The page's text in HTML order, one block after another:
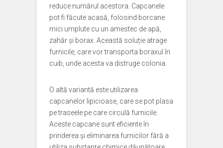
reduce numărul acestora. Capcanele
pot fi făcute acasă, folosind borcane
mici umplute cu un amestec de apă,
zahăr și borax. Această soluție atrage
furnicile, care vor transporta boraxul în
cuib, unde acesta va distruge colonia.
O altă variantă este utilizarea
capcanelor lipicioase, care se pot plasa
pe traseele pe care circulă furnicile.
Aceste capcane sunt eficiente în
prinderea și eliminarea furnicilor fără a